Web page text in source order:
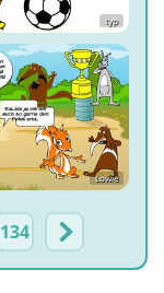
typ
Lowie
134